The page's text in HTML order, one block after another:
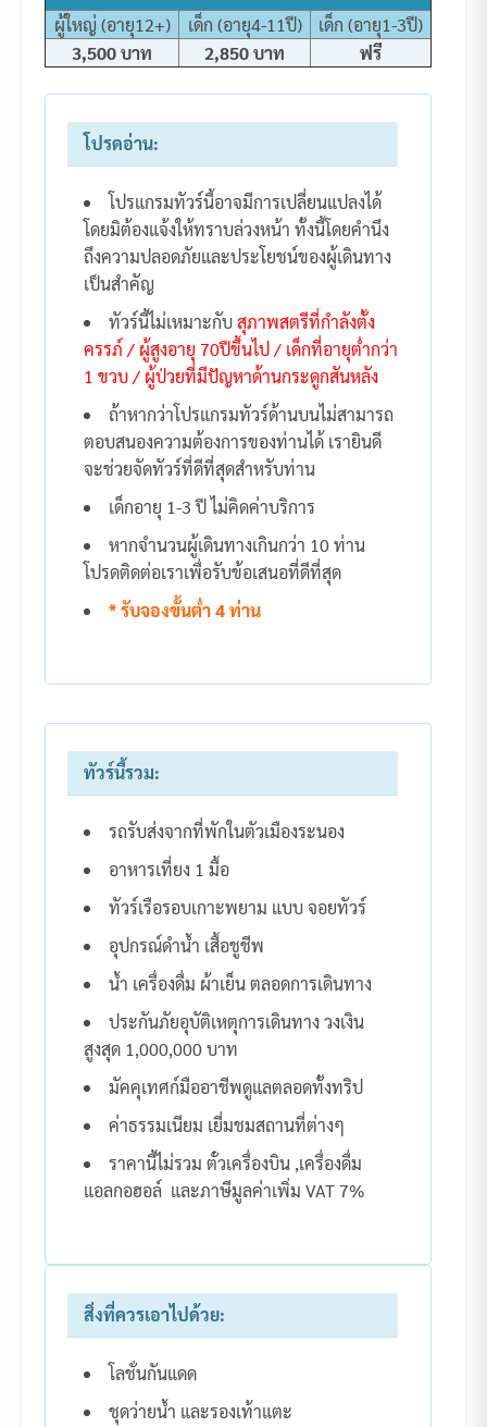
ผู้ใหญ่ (อายุ12+) เด็ก (อายุ4-11ปี)
เด็ก (อายุ1-3ปี)
3,500 บาท
2,850 บาท ฟรี
โปรดอ่าน:
โปรแกรมทัวร์นี้อาจมีการเปลี่ยนแปลงได้
โดยมิต้องแจ้งให้ทราบล่วงหน้า ทั้งนี้โดยคำนึง
ถึงความปลอดภัยและประโยชน์ของผู้เดินทาง
เป็นสำคัญ
ทัวร์นี้ไม่เหมาะกับสุภาพสตรีที่กำลังตั้ง
ครรภ์ / ผู้สูงอายุ 70ปีขึ้นไป / เด็กที่อายุต่ำกว่า
1 ขวบ / ผู้ป่วยที่มีปัญหาด้านกระดูกสันหลัง
ถ้าหากว่าโปรแกรมทัวร์ด้านบนไม่สามารถ
ตอบสนองความต้องการของท่านได้ เรายินดี
จะช่วยจัดทัวร์ที่ดีที่สุดสำหรับท่าน
เด็กอายุ 1-3 ปี ไม่คิดค่าบริการ
หากจำนวนผู้เดินทางเกินกว่า 10 ท่าน
โปรดติดต่อเราเพื่อรับข้อเสนอที่ดีที่สุด
* รับจองขั้นต่ำ 4 ท่าน
ทัวร์นี้รวม:
รถรับส่งจากที่พักในตัวเมืองระนอง
อาหารเที่ยง 1 มื้อ
ทัวร์เรือรอบเกาะพยาม แบบ จอยทัวร์
อุปกรณ์ดำน้ำ เสื้อชูชีพ
น้ำ เครื่องดื่ม ผ้าเย็น ตลอดการเดินทาง
ประกันภัยอุบัติเหตุการเดินทาง วงเงิน
สูงสุด 1,000,000 บาท
มัคคุเทศก์มืออาชีพดูแลตลอดทั้งทริป
ค่าธรรมเนียม เยี่มชมสถานที่ต่างๆ
ราคานี้ไม่รวม ตั๋วเครื่องบิน ,เครื่องดื่ม
แอลกอฮอล์ และภาษีมูลค่าเพิ่ม VAT 7%
สิ่งที่ควรเอาไปด้วย:
โลชั่นกันแดด
ชุดว่ายน้ำ และรองเท้าแตะ